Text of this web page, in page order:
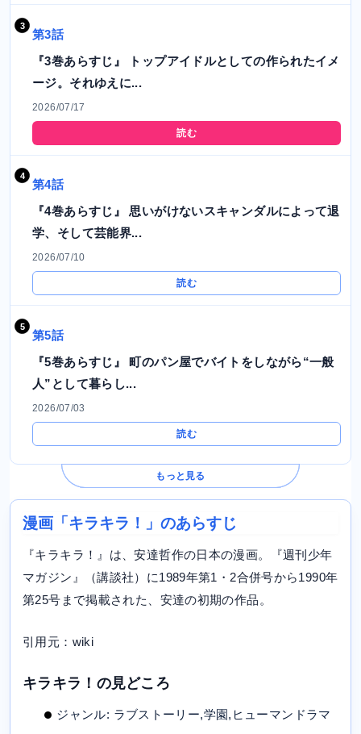
第3話
『3巻あらすじ』 トップアイドルとしての作られたイメ
ージ。それゆえに...
2026/07/17
読む
第4話
『4巻あらすじ』 思いがけないスキャンダルによって退
学、そして芸能界...
2026/07/10
読む
第5話
『5巻あらすじ』 町のパン屋でバイトをしながら“一般
人”として暮らし...
2026/07/03
読む
もっと見る
漫画「キラキラ！」のあらすじ
『キラキラ！』は、安達哲作の日本の漫画。『週刊少年
マガジン』（講談社）に1989年第1・2合併号から1990年
第25号まで掲載された、安達の初期の作品。
引用元：wiki
キラキラ！の見どころ
ジャンル: ラブストーリー,学園,ヒューマンドラマ